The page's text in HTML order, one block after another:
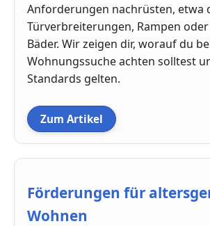
Anforderungen nachrüsten, etwa
Türverbreiterungen, Rampen
Bäder. Wir zeigen dir, worauf du
Wohnungssuche achten solltest
Standards gelten.
Zum Artikel
Förderungen für
Wohnen